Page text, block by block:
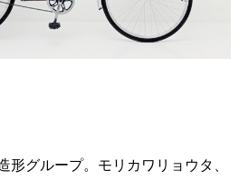
形グループ。モリカワリョウタ、